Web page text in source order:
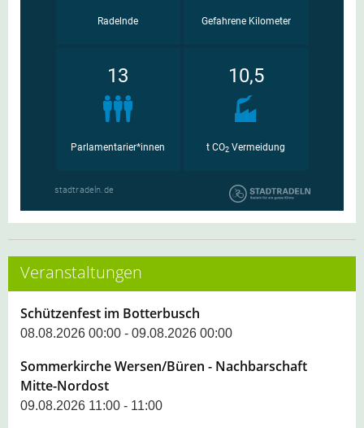
Veranstaltungen
Schützenfest im Botterbusch
08.08.2026 00:00 - 09.08.2026 00:00
Sommerkirche Wersen/Büren - Nachbarschaft
Mitte-Nordost
09.08.2026 11:00 - 11:00